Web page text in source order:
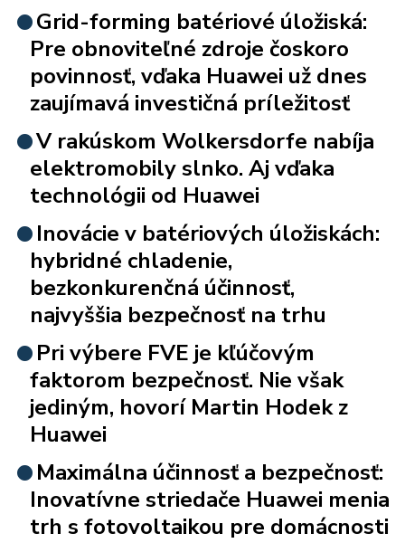
Grid-forming batériové úložiská:
Pre obnoviteľné zdroje čoskoro
povinnosť, vďaka Huawei už dnes
zaujímavá investičná príležitosť
V rakúskom Wolkersdorfe nabíja
elektromobily slnko. Aj vďaka
technológii od Huawei
Inovácie v batériových úložiskách:
hybridné chladenie,
bezkonkurenčná účinnosť,
najvyššia bezpečnosť na trhu
Pri výbere FVE je kľúčovým
faktorom bezpečnosť. Nie však
jediným, hovorí Martin Hodek z
Huawei
Maximálna účinnosť a bezpečnosť:
Inovatívne striedače Huawei menia
trh s fotovoltaikou pre domácnosti